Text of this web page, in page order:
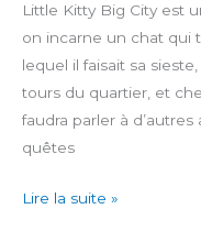
Little Kitty Big City est
on incarne un chat qui
lequel il faisait sa
tours du quartier, et
faudra parler à
quêtes
Little
Lire la suite »